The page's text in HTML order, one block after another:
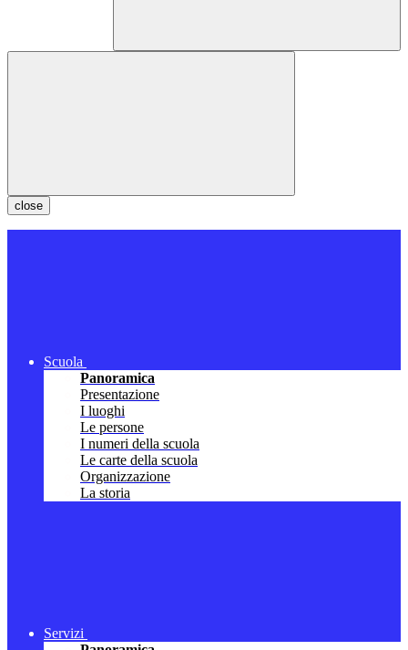
close
Scuola
Panoramica
Presentazione
I luoghi
Le persone
I numeri della scuola
Le carte della scuola
Organizzazione
La storia
Servizi